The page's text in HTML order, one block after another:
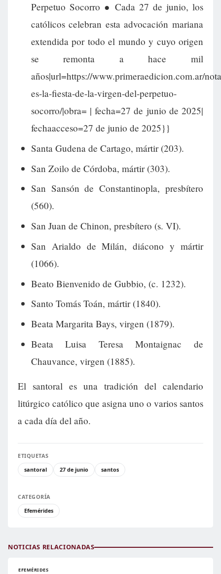
Perpetuo Socorro ● Cada 27 de junio, los
católicos celebran esta advocación mariana
extendida por todo el mundo y cuyo origen
se remonta a hace mil
años|url=https://www.primeraedicion.com.ar/
es-la-fiesta-de-la-virgen-del-perpetuo-
socorro/|obra= | fecha=27 de junio de 2025|
fechaacceso=27 de junio de 2025}}
Santa Gudena de Cartago, mártir (203).
San Zoilo de Córdoba, mártir (303).
San Sansón de Constantinopla, presbítero
(560).
San Juan de Chinon, presbítero (s. VI).
San Arialdo de Milán, diácono y mártir
(1066).
Beato Bienvenido de Gubbio, (c. 1232).
Santo Tomás Toán, mártir (1840).
Beata Margarita Bays, virgen (1879).
Beata Luisa Teresa Montaignac de
Chauvance, virgen (1885).
El santoral es una tradición del calendario
litúrgico católico que asigna uno o varios santos
a cada día del año.
ETIQUETAS
santoral
27 de junio santos
CATEGORÍA
Efemérides
NOTICIAS RELACIONADAS
EFEMÉRIDES